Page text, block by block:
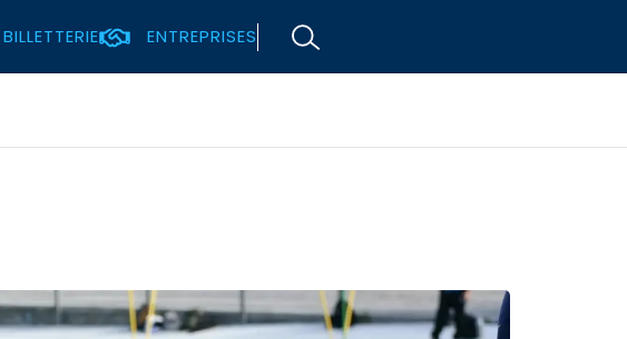
BILLETTERIE ENTREPRISES